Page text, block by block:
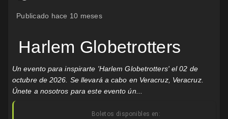
Publicado hace 10 meses
Harlem Globetrotters
Un evento para inspirarte 'Harlem Globetrotters' el 02 de
octubre de 2026. Se llevará a cabo en Veracruz, Veracruz.
Únete a nosotros para este evento ún...
Boletos disponibles en: